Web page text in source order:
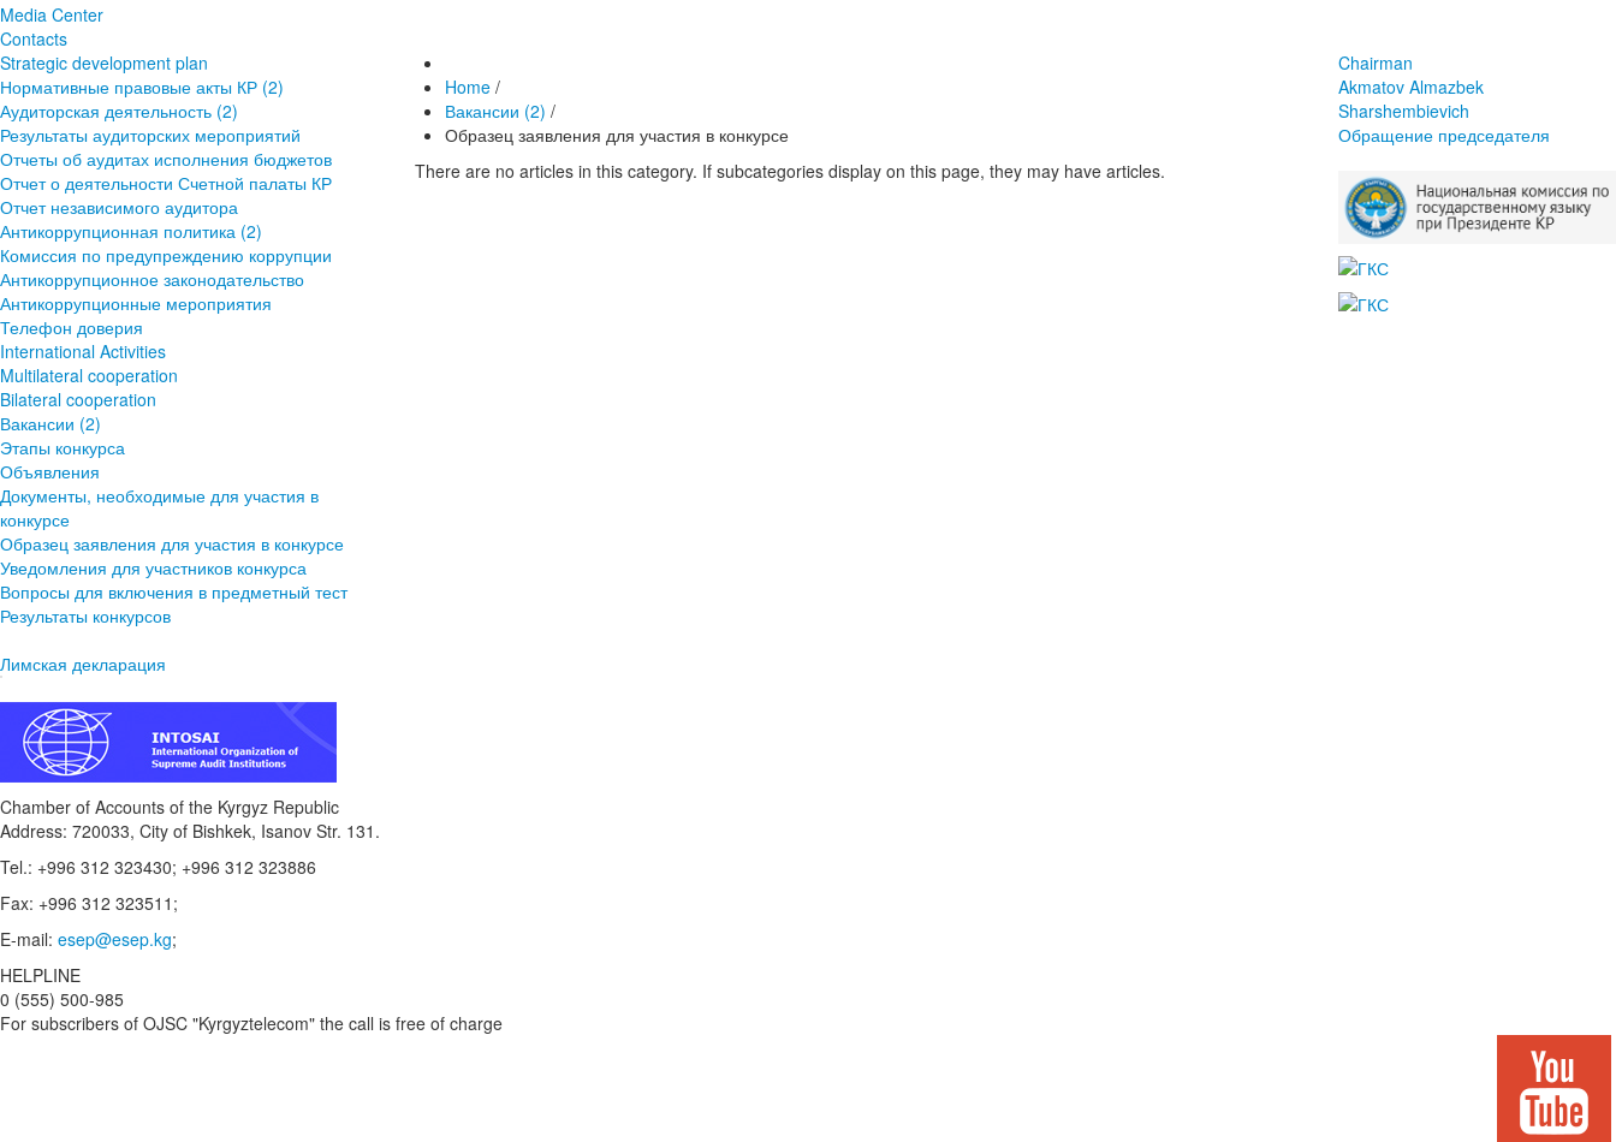
Media Center
Contacts
Strategic development plan
Нормативные правовые акты КР (2)
Аудиторская деятельность (2)
Результаты аудиторских мероприятий
Отчеты об аудитах исполнения бюджетов
Отчет о деятельности Счетной палаты КР
Отчет независимого аудитора
Антикоррупционная политика (2)
Комиссия по предупреждению коррупции
Антикоррупционное законодательство
Антикоррупционные мероприятия
Телефон доверия
International Activities
Multilateral cooperation
Bilateral cooperation
Вакансии (2)
Этапы конкурса
Объявления
Документы, необходимые для участия в
конкурсе
Образец заявления для участия в конкурсе
Уведомления для участников конкурса
Вопросы для включения в предметный тест
Результаты конкурсов
Лимская декларация
Home /
Вакансии (2) /
Образец заявления для участия в конкурсе
There are no articles in this category. If subcategories display on this page, they may have articles.
Chairman
Akmatov Almazbek
Sharshembievich
Обращение председателя
Chamber of Accounts of the Kyrgyz Republic
Address: 720033, City of Bishkek, Isanov Str. 131.
Tel.: +996 312 323430; +996 312 323886
Fax: +996 312 323511;
E-mail: esep@esep.kg;
HELPLINE
0 (555) 500-985
For subscribers of OJSC "Kyrgyztelecom" the call is free of charge